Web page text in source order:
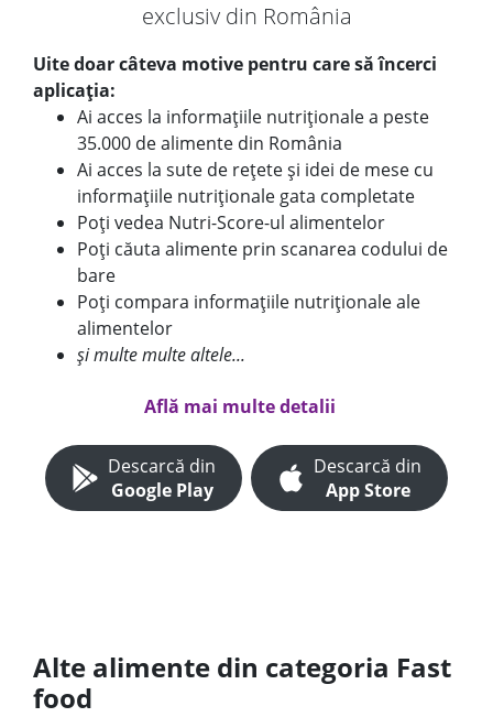
exclusiv din România
Uite doar câteva motive pentru care să încerci
aplicația:
Ai acces la informațiile nutriționale a peste
35.000 de alimente din România
Ai acces la sute de rețete și idei de mese cu
informațiile nutriționale gata completate
Poți vedea Nutri-Score-ul alimentelor
Poți căuta alimente prin scanarea codului de
bare
Poți compara informațiile nutriționale ale
alimentelor
și multe multe altele...
Află mai multe detalii
Descarcă din
Google Play
Descarcă din
App Store
Alte alimente din categoria Fast
food